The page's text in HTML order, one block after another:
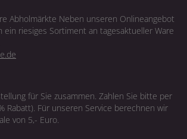
Abholmärkte Neben unseren Onlineangebot
ein riesiges Sortiment an tagesaktueller Ware
für Sie zusammen. Zahlen Sie bitte per
Rabatt). Für unseren Service berechnen wir
von 5,- Euro.